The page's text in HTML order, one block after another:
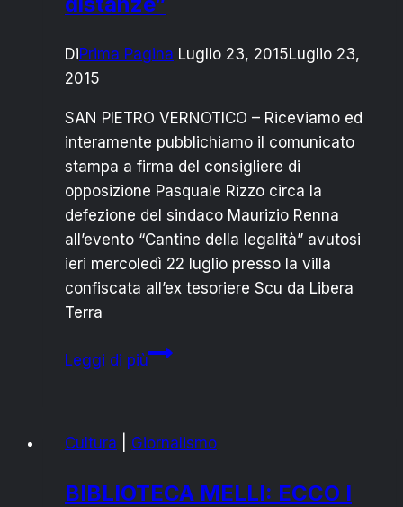
DiPrima Pagina Luglio 23, 2015Luglio 23,
2015
SAN PIETRO VERNOTICO – Riceviamo ed
interamente pubblichiamo il comunicato
stampa a firma del consigliere di
opposizione Pasquale Rizzo circa la
defezione del sindaco Maurizio Renna
all’evento “Cantine della legalità” avutosi
ieri mercoledì 22 luglio presso la villa
confiscata all’ex tesoriere Scu da Libera
Terra
Leggi di piùContrada
assente
“Cantine
Cultura Giornalismo
BIBLIOTECA MELLI: ECCO I